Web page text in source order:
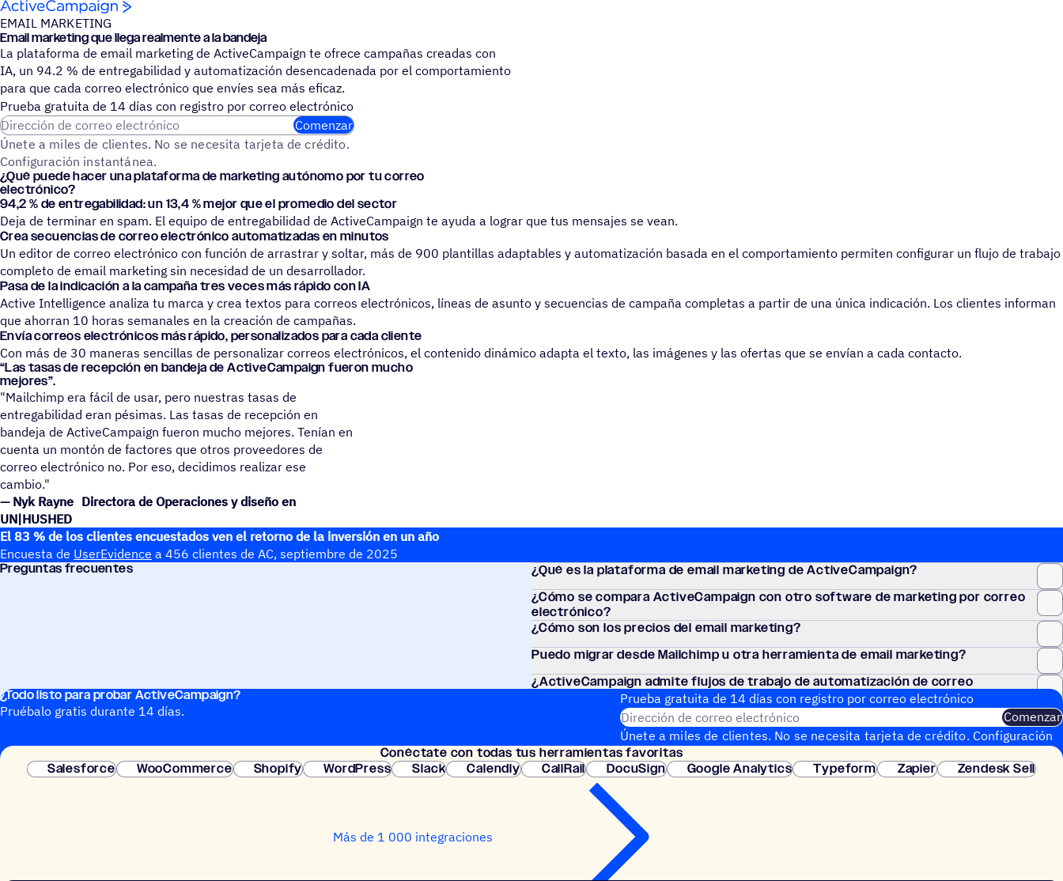
Saltar al contenido
EMAIL MARKETING
Email marke­ting que llega real­mente a la bandeja
La plataforma de email marketing de ActiveCampaign te ofrece campañas creadas con
IA, un 94.2 % de entregabilidad y automatización desencadenada por el comportamiento
para que cada correo electrónico que envíes sea más eficaz.
Prueba gratuita de 14 días con regis­tro por correo electrónico
Dirección de correo electrónico
Comenzar
Únete a miles de clientes. No se necesita tarjeta de crédito.
Configuración instantánea.
¿Qué puede hacer una plata­forma de marke­ting autó­nomo por tu correo
electrónico?
94,2 % de entre­ga­bi­li­dad: un 13,4 % mejor que el prome­dio del sector
Deja de terminar en spam. El equipo de entregabilidad de ActiveCampaign te ayuda a lograr que tus mensajes se vean.
Crea secuen­cias de correo elec­tró­nico auto­ma­ti­za­das en minutos
Un editor de correo electrónico con función de arrastrar y soltar, más de 900 plantillas adaptables y automatización basada en el comportamiento permiten configurar un flujo de trabajo
completo de email marketing sin necesidad de un desarrollador.
Pasa de la indi­ca­ción a la campaña tres veces más rápido con IA
Active Intelligence analiza tu marca y crea textos para correos electrónicos, líneas de asunto y secuencias de campaña completas a partir de una única indicación. Los clientes informan
que ahorran 10 horas semanales en la creación de campañas.
Envía correos elec­tró­ni­cos más rápido, perso­na­li­za­dos para cada cliente
Con más de 30 maneras sencillas de personalizar correos electrónicos, el contenido dinámico adapta el texto, las imágenes y las ofertas que se envían a cada contacto.
“Las tasas de recep­ción en bandeja de ActiveCampaign fueron mucho
mejores”.
"Mailchimp era fácil de usar, pero nuestras tasas de
entregabilidad eran pésimas. Las tasas de recepción en
bandeja de ActiveCampaign fueron mucho mejores. Tenían en
cuenta un montón de factores que otros proveedores de
correo electrónico no. Por eso, decidimos realizar ese
cambio."
— Nyk Rayne Directora de Operaciones y diseño en
UN|HUSHED
El 83 % de los clientes encuestados ven el retorno de la inversión en un año
Encuesta de UserEvidence a 456 clientes de AC, septiembre de 2025
Pregun­tas frecuentes
¿Qué es la plata­forma de email marke­ting de ActiveCampaign?
¿Cómo se compara ActiveCampaign con otro soft­ware de marke­ting por correo
electrónico?
¿Cómo son los precios del email marketing?
Puedo migrar desde Mail­chimp u otra herra­mienta de email marketing?
¿ActiveCampaign admite flujos de trabajo de auto­ma­ti­za­ción de correo
¿Todo listo para probar ActiveCampaign?
Pruébalo gratis durante 14 días.
Prueba gratuita de 14 días con regis­tro por correo electrónico
Dirección de correo electrónico
Comenzar
Únete a miles de clientes. No se necesita tarjeta de crédito. Configuración
instantánea.
Conéc­tate con todas tus herramientas favoritas
Salesforce
WooCommerce Shopify WordPress Slack Calendly CallRail DocuSign Google Analytics Typeform Zapier Zendesk Sell
Más de 1 000 integraciones